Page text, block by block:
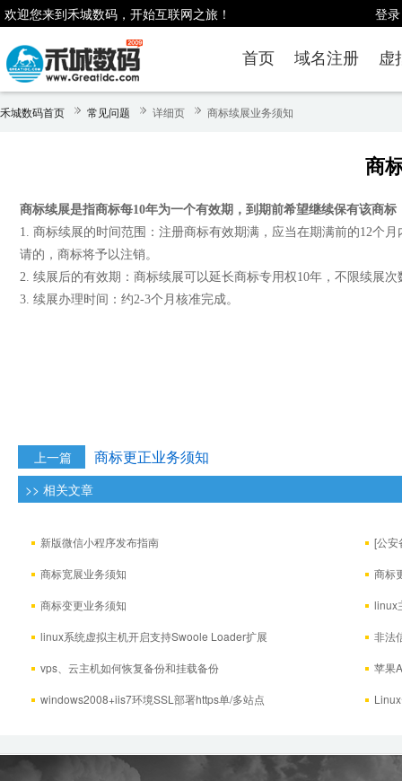
登录
欢迎您来到禾城数码，开始互联网之旅！
首页 域名注册 虚
禾城数码首页 常见问题 详细页 商标续展业务须知
商
商标续展是指商标每10年为一个有效期，到期前希望继续保有该商
1. 商标续展的时间范围：注册商标有效期满，应当在期满前的12个
请的，商标将予以注销。
2. 续展后的有效期：商标续展可以延长商标专用权10年，不限续展次
3. 续展办理时间：约2-3个月核准完成。
上一篇 商标更正业务须知
>> 相关文章
新版微信小程序发布指南 [公安
​商标宽展业务须知 商标
商标变更业务须知 linux
linux系统虚拟主机开启支持Swoole Loader扩展 非法
vps、云主机如何恢复备份和挂载备份 苹果
windows2008+iis7环境SSL部署https单/多站点